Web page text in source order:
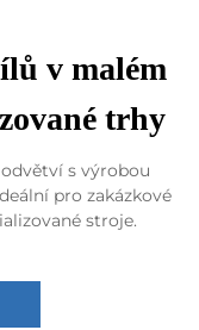
v malém
trhy
s výrobou
pro zakázkové
stroje.